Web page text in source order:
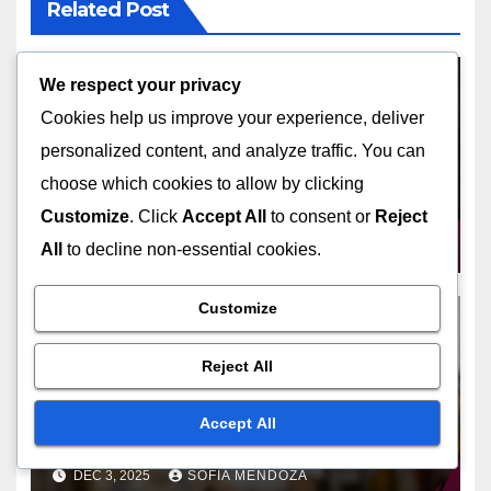
Financiera
Puntuación de Crédito
BySofía Mendoza
la visibilidad en línea. Con más
de diez años de experiencia en
marketing digital, ha ayudado a
numerosas empresas a alcanzar
sus objetivos a través de
We respect your privacy
Cookies help us improve your experience, deliver
personalized content, and analyze traffic. You can
choose which cookies to allow by clicking
Customize. Click Accept All to consent or Reject
All
to decline non-essential cookies.
Customize
Reject All
Accept All